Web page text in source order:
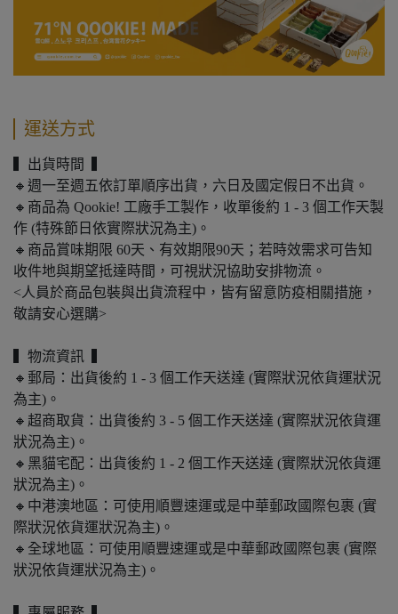
運送方式
▍出貨時間 ▍
🔸週一至週五依訂單順序出貨，六日及國定假日不出貨。
🔸商品為 Qookie! 工廠手工製作，收單後約 1 - 3 個工作天製
作 (特殊節日依實際狀況為主)。
🔸商品賞味期限 60天、有效期限90天；若時效需求可告知
收件地與期望抵達時間，可視狀況協助安排物流。
<人員於商品包裝與出貨流程中，皆有留意防疫相關措施，
敬請安心選購>
▍物流資訊 ▍
🔸郵局：出貨後約 1 - 3 個工作天送達 (實際狀況依貨運狀況
為主)。
🔸超商取貨：出貨後約 3 - 5 個工作天送達 (實際狀況依貨運
狀況為主)。
🔸黑貓宅配：出貨後約 1 - 2 個工作天送達 (實際狀況依貨運
狀況為主)。
🔸中港澳地區：可使用順豐速運或是中華郵政國際包裹 (實
際狀況依貨運狀況為主)。
🔸全球地區：可使用順豐速運或是中華郵政國際包裹 (實際
狀況依貨運狀況為主)。